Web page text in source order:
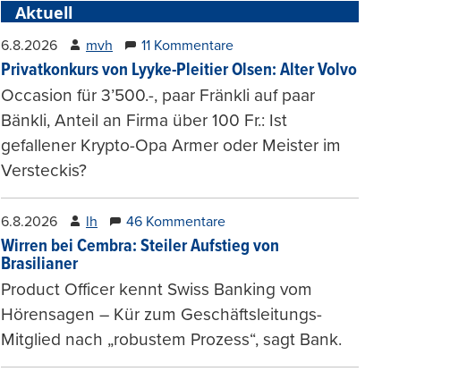
Aktuell
6.8.2026 mvh 11 Kommentare
Privatkonkurs von Lyyke-Pleitier Olsen: Alter Volvo
Occasion für 3’500.-, paar Fränkli auf paar
Bänkli, Anteil an Firma über 100 Fr.: Ist
gefallener Krypto-Opa Armer oder Meister im
Versteckis?
6.8.2026 lh 46 Kommentare
Wirren bei Cembra: Steiler Aufstieg von
Brasilianer
Product Officer kennt Swiss Banking vom
Hörensagen – Kür zum Geschäftsleitungs-
Mitglied nach „robustem Prozess“, sagt Bank.